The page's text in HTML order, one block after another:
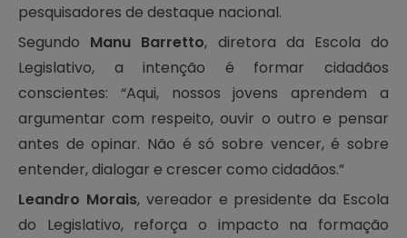
pesquisadores de destaque nacional.
Segundo Manu Barretto, diretora da Escola do
Legislativo, a intenção é formar cidadãos
conscientes: “Aqui, nossos jovens aprendem a
argumentar com respeito, ouvir o outro e pensar
antes de opinar. Não é só sobre vencer, é sobre
entender, dialogar e crescer como cidadãos.”
Leandro Morais, vereador e presidente da Escola
do Legislativo, reforça o impacto na formação